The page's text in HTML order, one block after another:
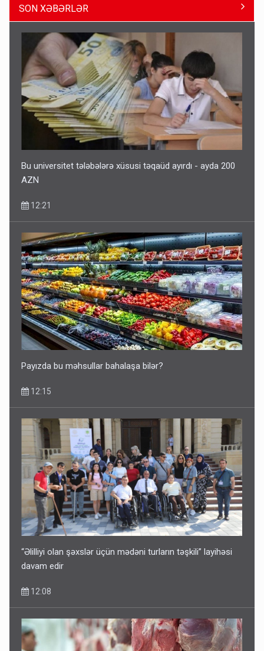
Kartdan karta istədiyiniz qədər köçürmə edə bilərsiniz -
Tərtərdəki hadisənin sirri açıldı: Ər-arvadı yandırıb 15 min
manatı oğurladı
10:46
Əhaliyə hava ilə bağlı VACİB XƏBƏRDARLIQ - Saat 11:00-
dan…
09:15
SON XƏBƏRLƏR
Bu universitet tələbələrə xüsusi təqaüd ayırdı - ayda 200
AZN
12:21
Payızda bu məhsullar bahalaşa bilər?
12:15
“Əlilliyi olan şəxslər üçün mədəni turların təşkili” layihəsi
davam edir
12:08